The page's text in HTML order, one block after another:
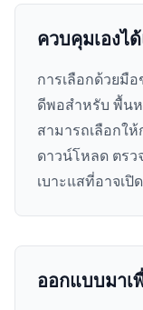
ควบคุมเองไ
การเลือกด้วยมื
ดีพอสำหรับ พื้น
สามารถเลือกใ
ดาวน์โหลด ตร
เบาะแสที่อาจเ
ออกแบบมา